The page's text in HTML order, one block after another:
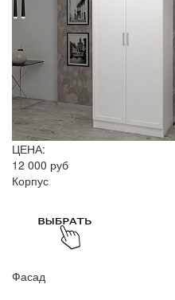
ЦЕНА:
12 000 руб
Корпус
Фасад